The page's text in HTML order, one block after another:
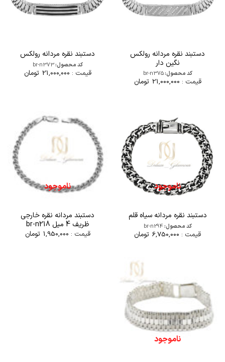
دستبند نقره مردانه رولکس
نگین دار
کد محصول:br-n375
قیمت : 21,000,000 تومان
دستبند نقره مردانه رولکس
کد محصول:br-n373
قیمت : 21,000,000 تومان
ناموجود
دستبند نقره مردانه سیاه قلم
کد محصول:br-n294
قیمت : 6,750,000 تومان
ناموجود
دستبند مردانه نقره خارجی
ظریف 4 میل br-n218
قیمت : 1,950,000 تومان
ناموجود